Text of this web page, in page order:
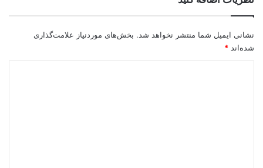
نشانی ایمیل شما منتشر نخواهد شد. بخش‌های موردنیاز علامت‌گذاری
شده‌اند *